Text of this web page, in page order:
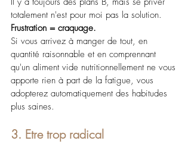
totalement n'est pour moi pas la solution.
Frustration = craquage.
Si vous arrivez à manger de tout, en
quantité raisonnable et en comprennant
qu'un aliment vide nutritionnellement ne vous
apporte rien à part de la fatigue, vous
adopterez automatiquement des habitudes
plus saines.
3. Etre trop radical